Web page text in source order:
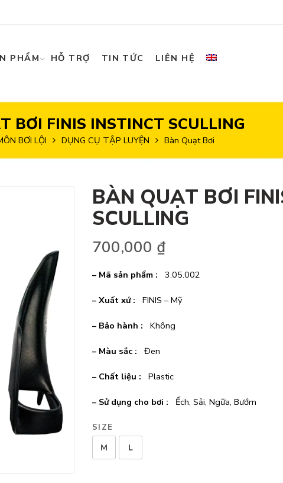
PHẨM HỖ TRỢ TIN TỨC LIÊN HỆ
BƠI FINIS INSTINCT SCULLING
BƠI LỘI DỤNG CỤ TẬP LUYỆN Bàn Quạt Bơi
BÀN QUẠT BƠI
SCULLING
700,000 ₫
– Mã sản phẩm : ‎3.05.002
– Xuất xứ : FINIS – Mỹ
– Bảo hành : Không
– Màu sắc : Đen
– Chất liệu : Plastic
– Sử dụng cho bơi : Ếch, Sải, Ngữa, Bướm
SIZE
M
L